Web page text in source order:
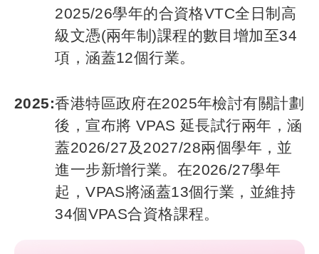
2025/26學年的合資格VTC全日制高
級文憑(兩年制)課程的數目增加至34
項，涵蓋12個行業。​
2025:香港特區政府在2025年檢討有關計劃
後，宣布將 VPAS 延長試行兩年，涵
蓋2026/27及2027/28兩個學年，並
進一步新增行業。在2026/27學年
起，VPAS將涵蓋13個行業，並維持
34個VPAS合資格課程。